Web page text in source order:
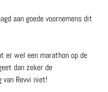
aan goede voornemens dit
er wel een marathon op de
dan zeker de
van Revvi niet!